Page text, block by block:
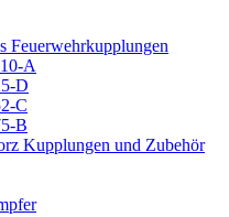
Feuerwehrkupplungen
A
D
C
B
Kupplungen und Zubehör